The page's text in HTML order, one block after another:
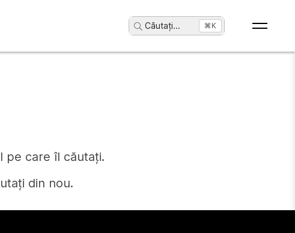
Căutați... ⌘K
pe care îl căutați.
din nou.